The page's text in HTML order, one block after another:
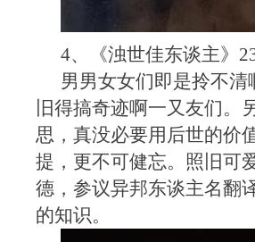
4、《浊世佳东谈主》
男男女女们即是拎不
旧得搞奇迹啊一又友们。
思，真没必要用后世的价
提，更不可健忘。照旧可
德，参议异邦东谈主名翻
的知识。